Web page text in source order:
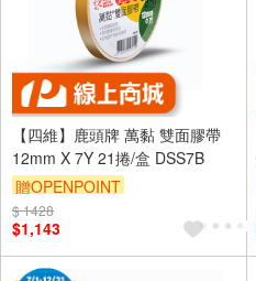
【四維】鹿頭牌 萬黏 雙面膠帶
12mm X 7Y 21捲/盒 DSS7B
贈OPENPOINT
$ 1428
$1,143